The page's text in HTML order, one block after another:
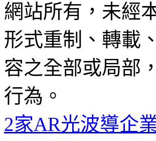
網站所有，未經
形式重制、轉載
容之全部或局部
行為。
2家AR光波導企